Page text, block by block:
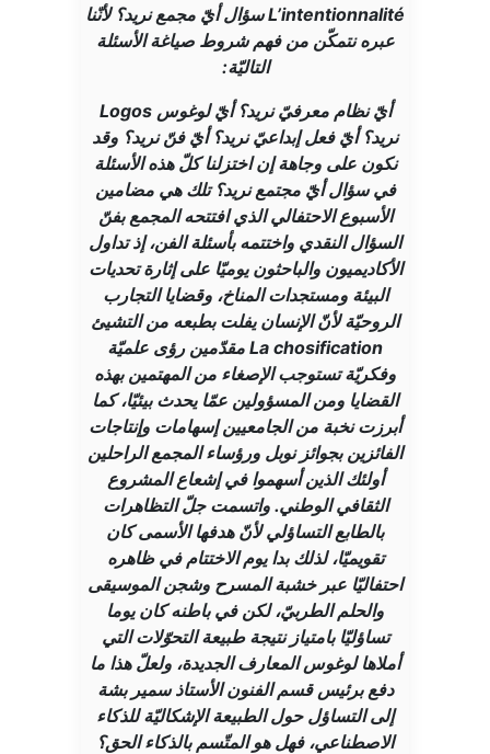
L’intentionnalité سؤال أيّ مجمع نريد؟ لأنّنا
عبره نتمكّن من فهم شروط صياغة الأسئلة
التاليّة:
أيّ نظام معرفيّ نريد؟ أيّ لوغوس Logos
نريد؟ أيّ فعل إبداعيّ نريد؟ أيّ فنّ نريد؟ وقد
نكون على وجاهة إن اختزلنا كلّ هذه الأسئلة
في سؤال أيّ مجتمع نريد؟ تلك هي مضامين
الأسبوع الاحتفالي الذي افتتحه المجمع بفنّ
السؤال النقدي واختتمه بأسئلة الفن، إذ تداول
الأكاديميون والباحثون يوميّا على إثارة تحديات
البيئة ومستجدات المناخ، وقضايا التجارب
الروحيّة لأنّ الإنسان يفلت بطبعه من التشيئ
La chosification مقدّمين رؤى علميّة
وفكريّة تستوجب الإصغاء من المهتمين بهذه
القضايا ومن المسؤولين عمّا يحدث بيئيّا، كما
أبرزت نخبة من الجامعيين إسهامات وإنتاجات
الفائزين بجوائز نوبل ورؤساء المجمع الراحلين
أولئك الذين أسهموا في إشعاع المشروع
الثقافي الوطني. واتسمت جلّ التظاهرات
بالطابع التساؤلي لأنّ هدفها الأسمى كان
تقويميّا، لذلك بدا يوم الاختتام في ظاهره
احتفاليّا عبر خشبة المسرح وشجن الموسيقى
والحلم الطربيّ، لكن في باطنه كان يوما
تساؤليّا بامتياز نتيجة طبيعة التحوّلات التي
أملاها لوغوس المعارف الجديدة، ولعلّ هذا ما
دفع برئيس قسم الفنون الأستاذ سمير بشة
إلى التساؤل حول الطبيعة الإشكاليّة للذكاء
الاصطناعي، فهل هو المتّسم بالذكاء الحق؟